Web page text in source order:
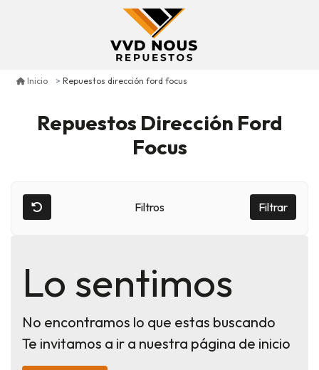
Inicio Repuestos dirección ford focus
Repuestos Dirección Ford
Focus
Filtros Filtrar
Lo sentimos
No encontramos lo que estas buscando
Te invitamos a ir a nuestra página de inicio